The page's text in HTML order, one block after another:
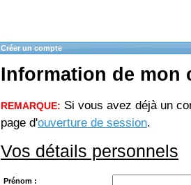
Créer un compte
Information de mon
REMARQUE: Si vous avez déjà un
page d'ouverture de session.
Vos détails personnels
Prénom :